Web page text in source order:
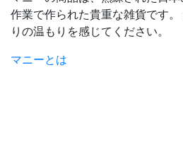
作業で作られた貴重な雑貨です
りの温もりを感じてください。
マニーとは